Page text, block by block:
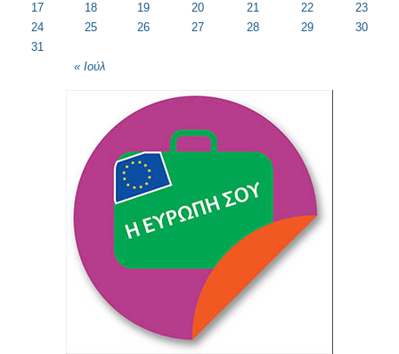
« Ιούλ
17
18 19 20 21 22
23
24
25 26 27 28 29
30
31